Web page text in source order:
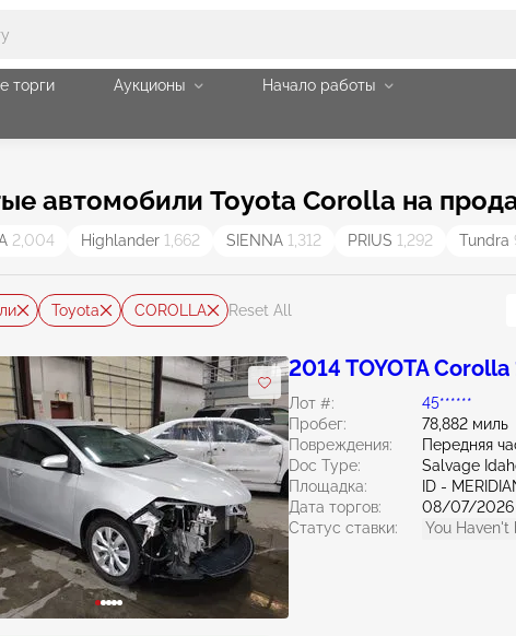
торги Аукционы Начало работы
автомобили Toyota Corolla на
2,004 Highlander 1,662 SIENNA 1,312 PRIUS 1,292 Tundra
Toyota COROLLA Reset All
2014 TOYOTA Corolla
Лот #:
45******
Пробег:
78,882 миль
Повреждения:
Передняя
Doc Type:
Salvage
Площадка:
ID -
Дата торгов:
08/07/2026
Статус ставки:
You Haven't